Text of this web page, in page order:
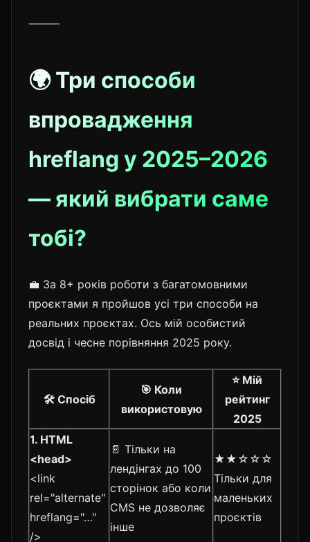
⸻
🌍 Три способи
впровадження
hreflang у 2025–2026
— який вибрати саме
тобі?
💼 За 8+ років роботи з багатомовними
проєктами я пройшов усі три способи на
реальних проєктах. Ось мій особистий
досвід і чесне порівняння 2025 року.
🛠️ Спосіб
🎯 Коли
використовую
⭐ Мій
рейтинг
2025
1. HTML
<head>
<link
rel="alternate"
hreflang="…"
/>
📄 Тільки на
лендінгах до 100
сторінок або коли
CMS не дозволяє
інше
★★☆☆☆
Тільки для
маленьких
проєктів